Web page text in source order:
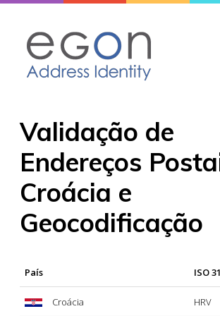
content
Validação de
Endereços
Croácia e
Geocodificação
País ISO
Croácia HRV